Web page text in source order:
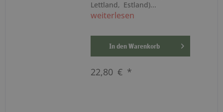
Lettland, Estland)...
weiterlesen
In den Warenkorb
22,80 € *